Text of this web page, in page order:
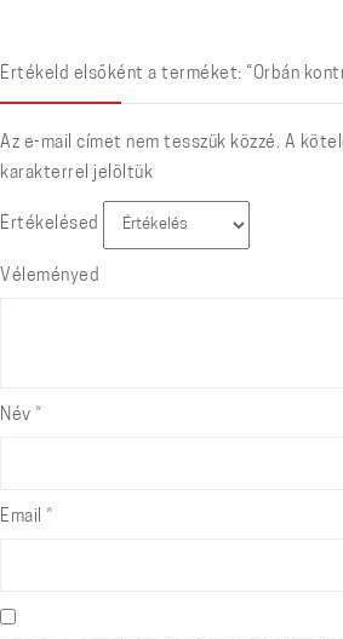
Értékeld elsőként a terméket: “Orbán
Az e-mail címet nem tesszük közzé. A
karakterrel jelöltük
Értékelésed
Véleményed
Név *
Email *